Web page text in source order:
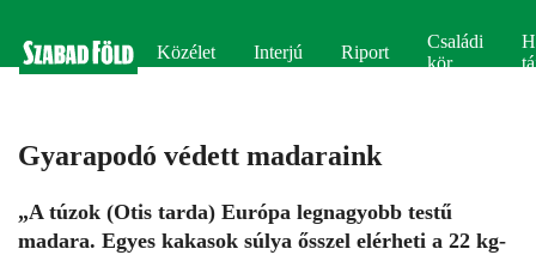
Közélet Interjú Riport
Családi
kör
Gyarapodó védett madaraink
„A túzok (Otis tarda) Európa legnagyobb testű
madara. Egyes kakasok súlya ősszel elérheti a 22 kg-